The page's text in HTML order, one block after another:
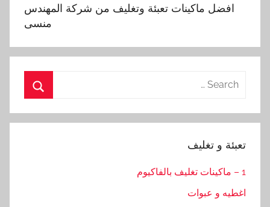
افضل ماكينات تعبئة وتغليف من شركة المهندس
منسى
Search
تعبئة و تغليف
1 – ماكينات تغليف بالفاكيوم
اغطيه و عبوات